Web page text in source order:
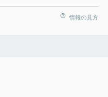
情報の見方